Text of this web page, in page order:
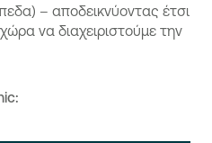
– αποδεικνύοντας έτσι
να διαχειριστούμε την